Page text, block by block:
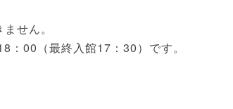
せん。
00（最終入館17：30）です。